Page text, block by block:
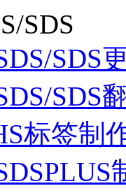
SDS
SDS
SDS
标签制